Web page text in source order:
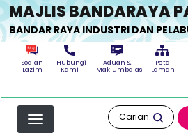
MAJLIS BANDARAYA
BANDAR RAYA INDUSTRI DAN
Soalan
Lazim
Hubungi
Kami
Aduan &
Maklumbalas
Peta
Laman
Carian: